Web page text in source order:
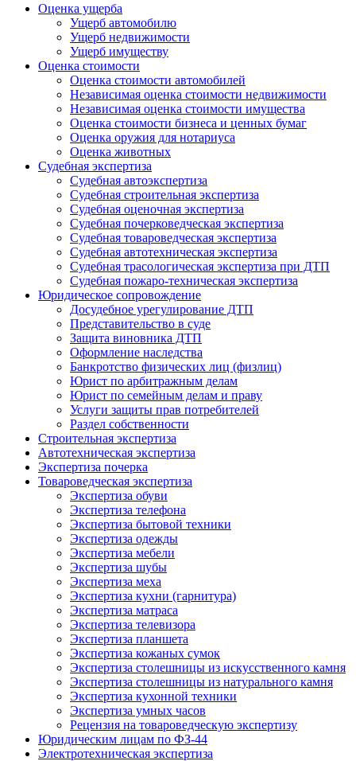
Оценка ущерба
Ущерб автомобилю
Ущерб недвижимости
Ущерб имуществу
Оценка стоимости
Оценка стоимости автомобилей
Независимая оценка стоимости недвижимости
Независимая оценка стоимости имущества
Оценка стоимости бизнеса и ценных бумаг
Оценка оружия для нотариуса
Оценка животных
Судебная экспертиза
Судебная автоэкспертиза
Судебная строительная экспертиза
Судебная оценочная экспертиза
Судебная почерковедческая экспертиза
Судебная товароведческая экспертиза
Судебная автотехническая экспертиза
Судебная трасологическая экспертиза при ДТП
Судебная пожаро-техническая экспертиза
Юридическое сопровождение
Досудебное урегулирование ДТП
Представительство в суде
Защита виновника ДТП
Оформление наследства
Банкротство физических лиц (физлиц)
Юрист по арбитражным делам
Юрист по семейным делам и праву
Услуги защиты прав потребителей
Раздел собственности
Строительная экспертиза
Автотехническая экспертиза
Экспертиза почерка
Товароведческая экспертиза
Экспертиза обуви
Экспертиза телефона
Экспертиза бытовой техники
Экспертиза одежды
Экспертиза мебели
Экспертиза шубы
Экспертиза меха
Экспертиза кухни (гарнитура)
Экспертиза матраса
Экспертиза телевизора
Экспертиза планшета
Экспертиза кожаных сумок
Экспертиза столешницы из искусственного камня
Экспертиза столешницы из натурального камня
Экспертиза кухонной техники
Экспертиза умных часов
Рецензия на товароведческую экспертизу
Юридическим лицам по ФЗ-44
Электротехническая экспертиза